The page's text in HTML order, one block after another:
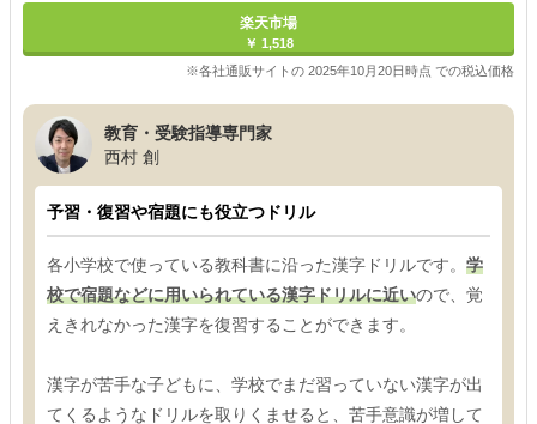
楽天市場
￥ 1,518
※各社通販サイトの 2025年10月20日時点 での税込価格
教育・受験指導専門家
西村 創
予習・復習や宿題にも役立つドリル
各小学校で使っている教科書に沿った漢字ドリルです。 学
校で宿題などに用いられている漢字ドリルに近いので、覚
えきれなかった漢字を復習することができます。
漢字が苦手な子どもに、学校でまだ習っていない漢字が出
てくるようなドリルを取りくませると、苦手意識が増して